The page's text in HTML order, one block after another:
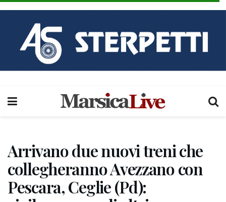
Arrivano due nuovi treni che
collegheranno Avezzano con
Pescara, Ceglie (Pd):